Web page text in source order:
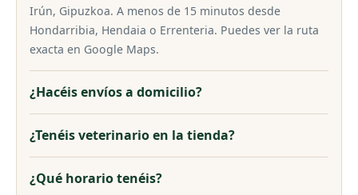
Irún, Gipuzkoa. A menos de 15 minutos desde
Hondarribia, Hendaia o Errenteria. Puedes ver la ruta
exacta en Google Maps.
¿Hacéis envíos a domicilio?
¿Tenéis veterinario en la tienda?
¿Qué horario tenéis?